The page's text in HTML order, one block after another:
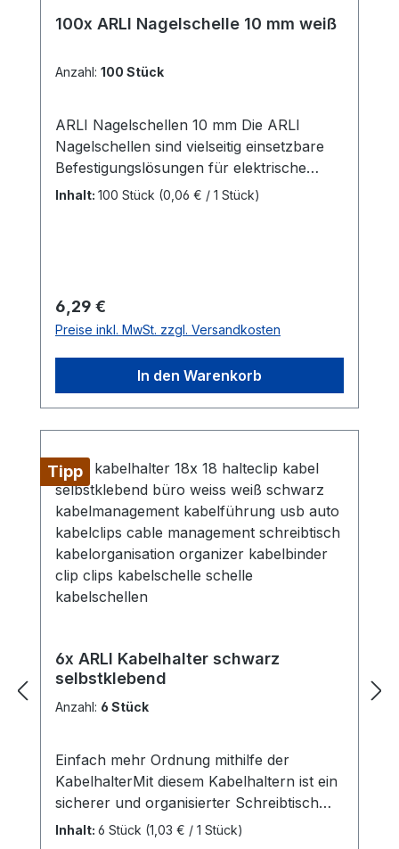
100x ARLI Nagelschelle 10 mm weiß
Anzahl: 100 Stück
ARLI Nagelschellen 10 mm Die ARLI
Nagelschellen sind vielseitig einsetzbare
Befestigungslösungen für elektrische
Leitungen und Kabel mit einem
einer Länge von 22,4 mm für eine
schnelle und einfache Montage Material:
Polyethylen (PE) Farbe:
WeißLieferumfang: 100x ARLI
Nagelschelle 10mm
Inhalt: 100 Stück (0,06 € / 1 Stück)
Regulärer Preis:
6,29 €
Preise inkl. MwSt. zzgl. Versandkosten
In den Warenkorb
Tipp
6x ARLI Kabelhalter schwarz
selbstklebend
Anzahl: 6 Stück
Einfach mehr Ordnung mithilfe der
KabelhalterMit diesem Kabelhaltern ist ein
sicherer und organisierter Schreibtisch
kein Problem mehr.Einfach mit der
Inhalt: 6 Stück (1,03 € / 1 Stück)